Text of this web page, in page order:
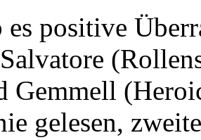
es positive
Gemmell
gelesen,